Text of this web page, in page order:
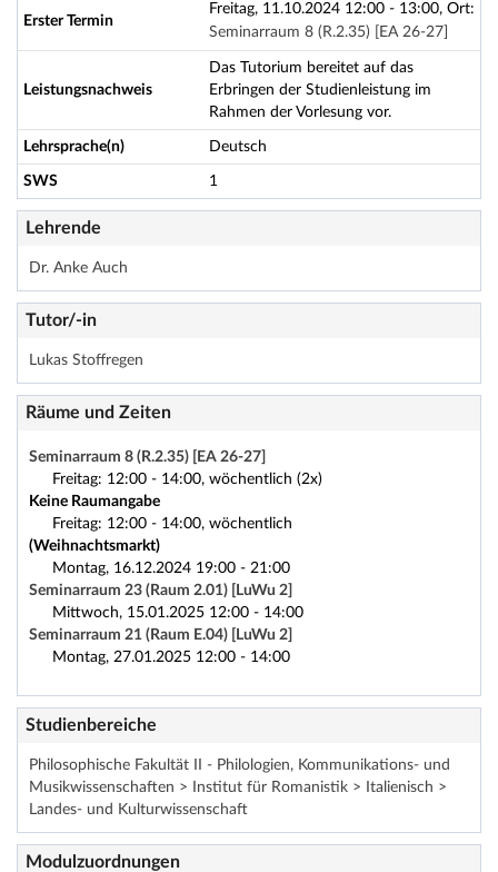
Erster Termin
Freitag, 11.10.2024 12:00 - 13:00, Ort:
Seminarraum 8 (R.2.35) [EA 26-27]
Leistungsnachweis
Das Tutorium bereitet auf das
Erbringen der Studienleistung im
Rahmen der Vorlesung vor.
Lehrsprache(n) Deutsch
SWS 1
Lehrende
Dr. Anke Auch
Tutor/-in
Lukas Stoffregen
Räume und Zeiten
Seminarraum 8 (R.2.35) [EA 26-27]
Freitag: 12:00 - 14:00, wöchentlich (2x)
Keine Raumangabe
Freitag: 12:00 - 14:00, wöchentlich
(Weihnachtsmarkt)
Montag, 16.12.2024 19:00 - 21:00
Seminarraum 23 (Raum 2.01) [LuWu 2]
Mittwoch, 15.01.2025 12:00 - 14:00
Seminarraum 21 (Raum E.04) [LuWu 2]
Montag, 27.01.2025 12:00 - 14:00
Studienbereiche
Philosophische Fakultät II - Philologien, Kommunikations- und
Musikwissenschaften > Institut für Romanistik > Italienisch >
Landes- und Kulturwissenschaft
Modulzuordnungen